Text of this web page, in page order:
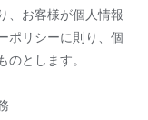
、お客様が個人情報
ポリシーに則り、個
のとします。